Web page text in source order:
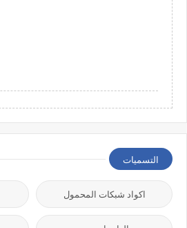
التسميات
اكواد شبكات المحمول